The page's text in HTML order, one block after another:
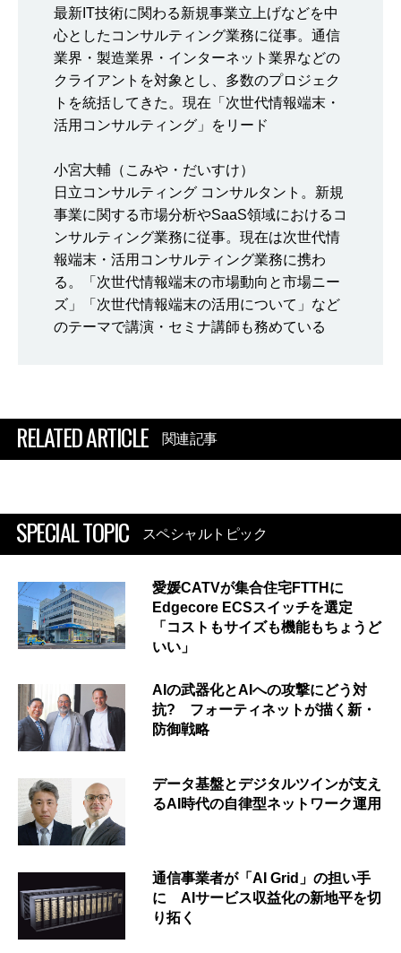
最新IT技術に関わる新規事業立上げなどを中
心としたコンサルティング業務に従事。通信
業界・製造業界・インターネット業界などの
クライアントを対象とし、多数のプロジェク
トを統括してきた。現在「次世代情報端末・
活用コンサルティング」をリード
小宮大輔（こみや・だいすけ）
日立コンサルティング コンサルタント。新規
事業に関する市場分析やSaaS領域におけるコ
ンサルティング業務に従事。現在は次世代情
報端末・活用コンサルティング業務に携わ
る。「次世代情報端末の市場動向と市場ニー
ズ」「次世代情報端末の活用について」など
のテーマで講演・セミナ講師も務めている
RELATED ARTICLE 関連記事
SPECIAL TOPIC スペシャルトピック
愛媛CATVが集合住宅FTTHに
Edgecore ECSスイッチを選定
「コストもサイズも機能もちょうど
いい」
AIの武器化とAIへの攻撃にどう対
抗? フォーティネットが描く新・
防御戦略
データ基盤とデジタルツインが支え
るAI時代の自律型ネットワーク運用
通信事業者が「AI Grid」の担い手
に AIサービス収益化の新地平を切
り拓く